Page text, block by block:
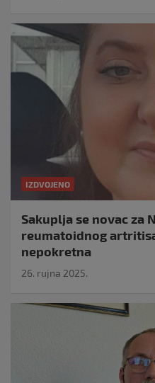
IZDVOJENO
Sakuplja se novac za
reumatoidnog
nepokretna
26. rujna 2025.